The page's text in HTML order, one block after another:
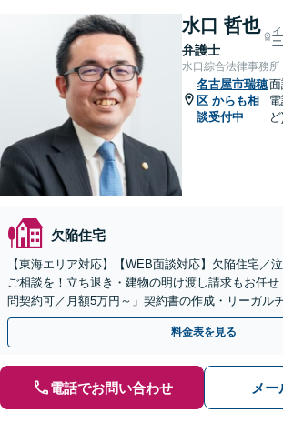
水口 哲也
弁護士
水口綜合法律事務所
名古屋市瑞穂
区 からも相
談受付中
面
欠陥住宅
【東海エリア対応】【WEB面談対応】欠陥住宅／
ご相談を！立ち退き・建物の明け渡し請求もお任
問契約可／月額5万円～」契約書の作成・リーガル
未払い対応／立退料の増額対応など【休日・夜間相
料金表を見る
電話でお問い合わせ メ